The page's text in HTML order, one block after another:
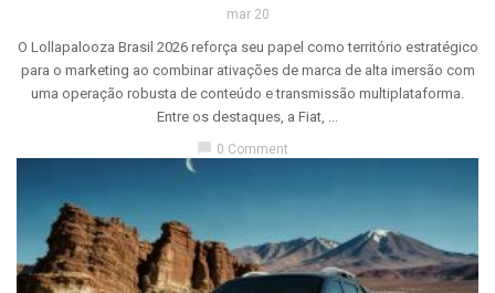
mar 20
O Lollapalooza Brasil 2026 reforça seu papel como território estratégico
para o marketing ao combinar ativações de marca de alta imersão com
uma operação robusta de conteúdo e transmissão multiplataforma.
Entre os destaques, a Fiat, ...
0 Comment